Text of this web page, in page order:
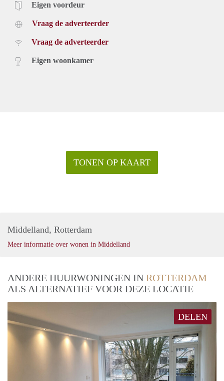
Eigen voordeur
Vraag de adverteerder
Vraag de adverteerder
Eigen woonkamer
TONEN OP KAART
Middelland, Rotterdam
Meer informatie over wonen in Middelland
ANDERE HUURWONINGEN IN ROTTERDAM
ALS ALTERNATIEF VOOR DEZE LOCATIE
DELEN